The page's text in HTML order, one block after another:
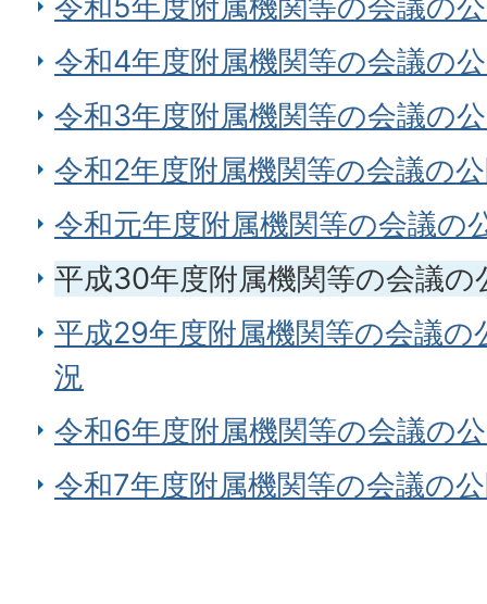
令和5年度附属機関等の会議の
令和4年度附属機関等の会議の
令和3年度附属機関等の会議の
令和2年度附属機関等の会議の
令和元年度附属機関等の会議の
平成30年度附属機関等の会議
平成29年度附属機関等の会議の
況
令和6年度附属機関等の会議の
令和7年度附属機関等の会議の